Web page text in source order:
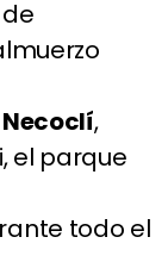
,
el parque
todo el